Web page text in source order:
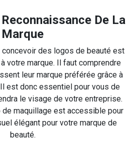
De La
Marque
concevoir des logos de beauté est
votre marque. Il faut comprendre
leur marque préférée grâce à
est donc essentiel pour vous de
le visage de votre entreprise.
de maquillage est accessible pour
élégant pour votre marque de
beauté.